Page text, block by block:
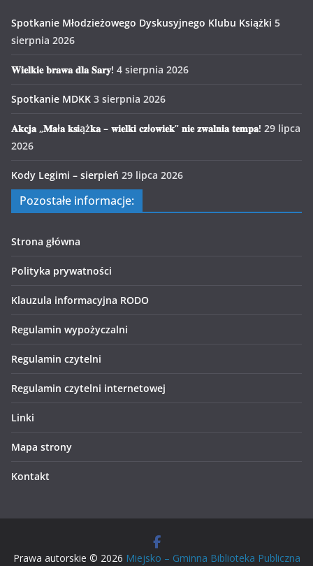
Spotkanie Młodzieżowego Dyskusyjnego Klubu Książki 5
sierpnia 2026
𝐖𝐢𝐞𝐥𝐤𝐢𝐞 𝐛𝐫𝐚𝐰𝐚 𝐝𝐥𝐚 𝐒𝐚𝐫𝐲! 4 sierpnia 2026
Spotkanie MDKK 3 sierpnia 2026
𝐀𝐤𝐜𝐣𝐚 „𝐌𝐚ł𝐚 𝐤𝐬𝐢ąż𝐤𝐚 – 𝐰𝐢𝐞𝐥𝐤𝐢 𝐜𝐳ł𝐨𝐰𝐢𝐞𝐤” 𝐧𝐢𝐞 𝐳𝐰𝐚𝐥𝐧𝐢𝐚 𝐭𝐞𝐦𝐩𝐚! 29 lipca
2026
Kody Legimi – sierpień 29 lipca 2026
Pozostałe informacje:
Strona główna
Polityka prywatności
Klauzula informacyjna RODO
Regulamin wypożyczalni
Regulamin czytelni
Regulamin czytelni internetowej
Linki
Mapa strony
Kontakt
Prawa autorskie © 2026 Miejsko – Gminna Biblioteka Publiczna